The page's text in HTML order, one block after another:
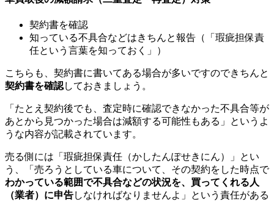
契約書を確認
知っている不具合などはきちんと報告（「瑕疵担保責
任という言葉を知っておく」）
こちらも、契約書に書いてある場合が多いですのできちんと
契約書を確認しておきましょう。
「たとえ契約後でも、査定時に確認できなかった不具合等が
あとから見つかった場合は減額する可能性もある」というよ
うな内容が記載されています。
売る側には「瑕疵担保責任（かしたんぽせきにん）」とい
う、「売ろうとしている車について、その契約をした時点で
わかっている範囲で不具合などの状況を、買ってくれる人
（業者）に申告しなければなりませんよ」という責任がある